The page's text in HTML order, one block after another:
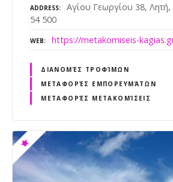
ADDRESS
Αγίου Γεωργίου 38,
54 500
WEB https://metakomiseis-
ΔΙΑΝΟΜΈΣ ΤΡΟΦΊΜΩΝ
ΜΕΤΑΦΟΡΈΣ ΕΜΠΟΡΕΥΜΆΤΩΝ
ΜΕΤΑΦΟΡΈΣ ΜΕΤΑΚΟΜΊΣΕΙΣ